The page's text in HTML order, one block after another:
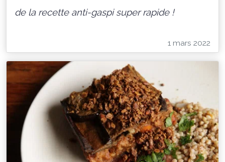
de la recette anti-gaspi super rapide !
1 mars 2022